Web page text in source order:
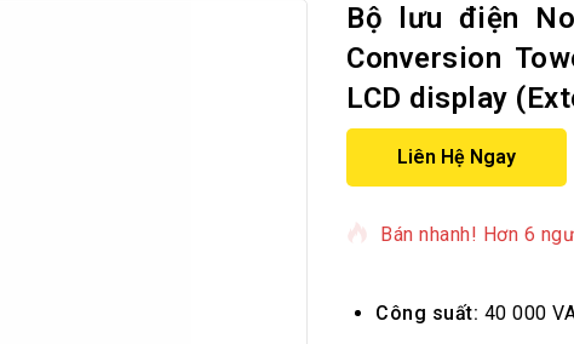
Bộ lưu điện
Conversion
LCD display
Liên Hệ Ngay
10 sản phẩm đã bán
Bán nhanh! Hơn 6
Công suất: 40 000